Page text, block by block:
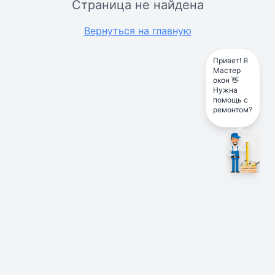
Страница не найдена
Вернуться на главную
Привет! Я
Мастер
окон 👋
Нужна
помощь с
ремонтом?